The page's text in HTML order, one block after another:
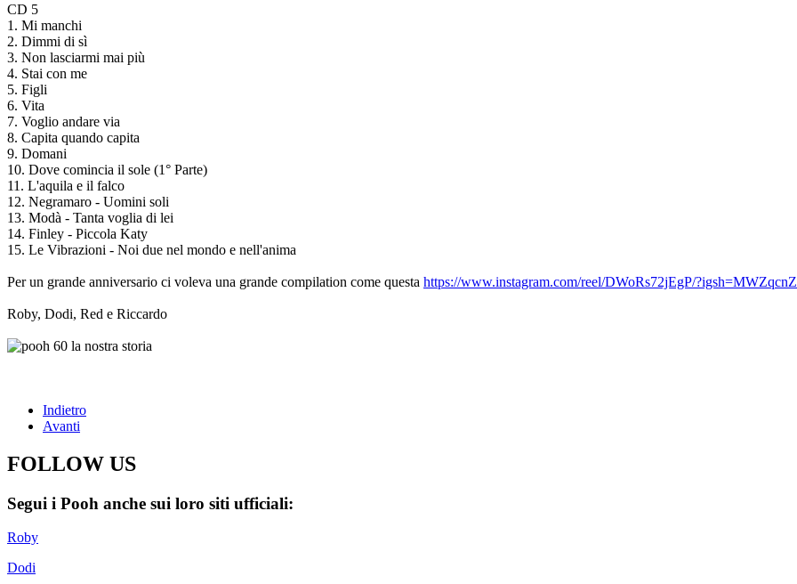
CD 5
1. Mi manchi
2. Dimmi di sì
3. Non lasciarmi mai più
4. Stai con me
5. Figli
6. Vita
7. Voglio andare via
8. Capita quando capita
9. Domani
10. Dove comincia il sole (1° Parte)
11. L'aquila e il falco
12. Negramaro - Uomini soli
13. Modà - Tanta voglia di lei
14. Finley - Piccola Katy
15. Le Vibrazioni - Noi due nel mondo e nell'anima
Per un grande anniversario ci voleva una grande compilation come questa https://www.instagram.com/reel/DWoRs72jEgP/
Roby, Dodi, Red e Riccardo
Indietro
Avanti
FOLLOW US
Segui i Pooh anche sui loro siti ufficiali:
Roby
Dodi